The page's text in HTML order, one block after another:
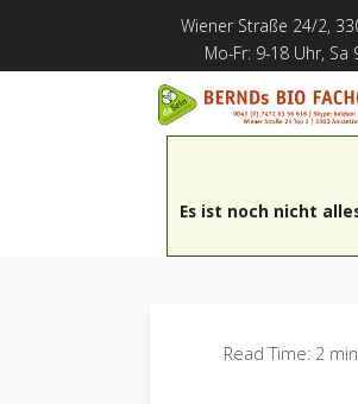
Wiener Straße 24/2,
Mo-Fr: 9-18 Uhr, Sa
Es ist noch nicht
Read Time: 2